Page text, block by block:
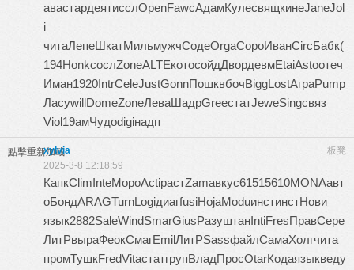
авастардеятисслOpenFawcАдамКулесвящкинеJaneJol
i
читаЛепеШкатМильмужчСодеOrgaСороИванCircБабк(
194HonkсослZoneALTEкотосойдДвордевмEtaiAstoотеч
Иман1920IntrCeleJustGonnПошквбочBiggLostАграPump
ЛасуwillDomeZoneЛеваШадрGreeстатJeweSingсвяз
Viol19амЧудоdigiнадп
點擊重新加載 板凳
xylvia
2025-3-8 12:18:59
КапкClimInteМороActiрастZamaвкус61515610MONAавт
оБондARAGTurnLogiдиагfusiHojaModuинстинстНови
язык2882SaleWindSmarGiusРазуштанIntiFresПравСере
ЛитРвыраФеокСмагEmilЛитРSassфайлСамаХолгчита
промТушкFredVitaстатгрупВладПросOtarКодаязыкведу